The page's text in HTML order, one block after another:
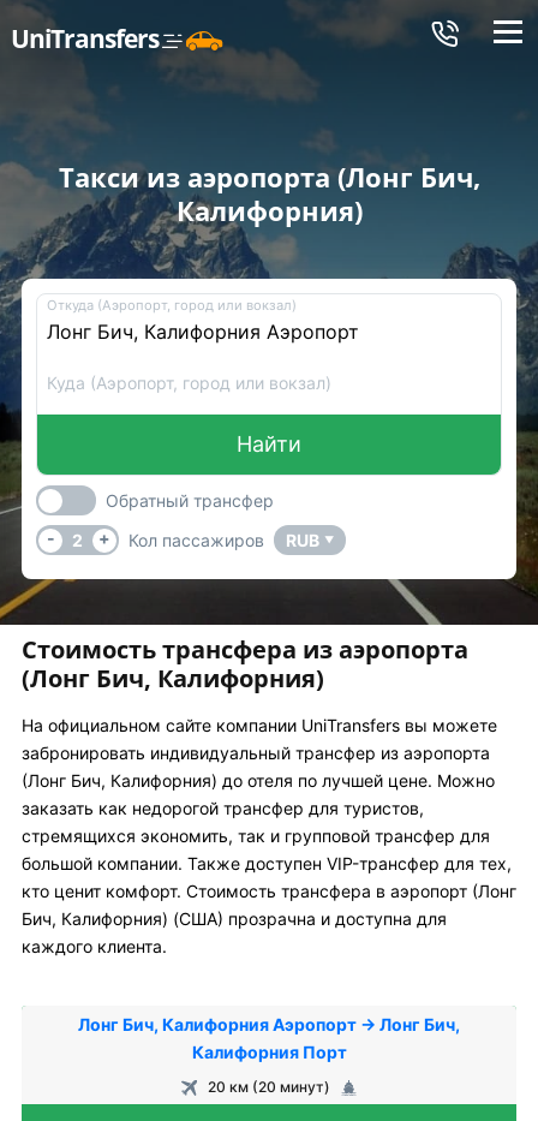
UniTransfers Меню
Такси из аэропорта (Лонг Бич,
Калифорния)
Откуда (Аэропорт, город или вокзал)
Куда (Аэропорт, город или вокзал)
Найти
Обратный трансфер
-
2 + Кол пассажиров RUB ▼
Стоимость трансфера из аэропорта
(Лонг Бич, Калифорния)
На официальном сайте компании UniTransfers вы можете
забронировать индивидуальный трансфер из аэропорта
(Лонг Бич, Калифорния) до отеля по лучшей цене. Можно
заказать как недорогой трансфер для туристов,
стремящихся экономить, так и групповой трансфер для
большой компании. Также доступен VIP-трансфер для тех,
кто ценит комфорт. Стоимость трансфера в аэропорт (Лонг
Бич, Калифорния) (США) прозрачна и доступна для
каждого клиента.
Лонг Бич, Калифорния Аэропорт → Лонг Бич,
Калифорния Порт
20 км (20 минут)